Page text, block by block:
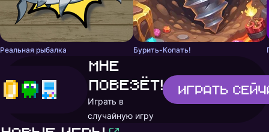
Реальная рыбалка Бурить-Копать!
Мне
повезёт!
Играть в
случайную игру
Играть